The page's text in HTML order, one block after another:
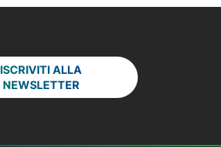
ISCRIVITI ALLA
NEWSLETTER